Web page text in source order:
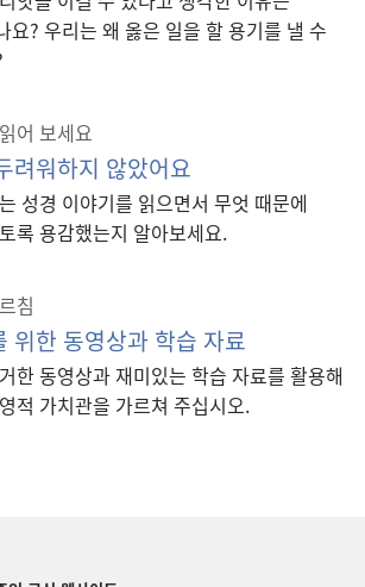
요? 우리는 왜 옳은 일을 할 용기를 낼 수
어 보세요
려워하지 않았어요
성경 이야기를 읽으면서 무엇 때문에
록 용감했는지 알아보세요.
침
위한 동영상과 학습 자료
한 동영상과 재미있는 학습 자료를 활용해
적 가치관을 가르쳐 주십시오.